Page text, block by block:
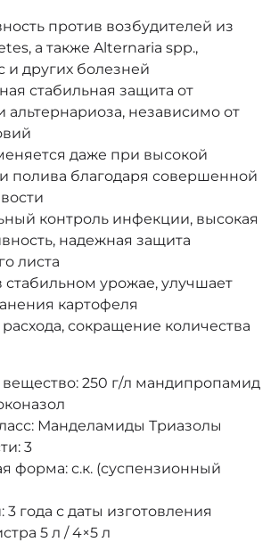
против возбудителей из
а также Alternaria spp.,
и других болезней
стабильная защита от
альтернариоза, независимо от
даже при высокой
полива благодаря совершенной
контроль инфекции, высокая
надежная защита
листа
стабильном урожае, улучшает
картофеля
сокращение количества
250 г/л мандипропамид
Манделамиды Триазолы
3
форма: с.к. (суспензионный
3 года с даты изготовления
5 л / 4×5 л